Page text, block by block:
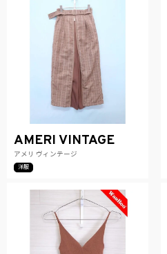
AMERI VINTAGE
アメリ ヴィンテージ
洋服